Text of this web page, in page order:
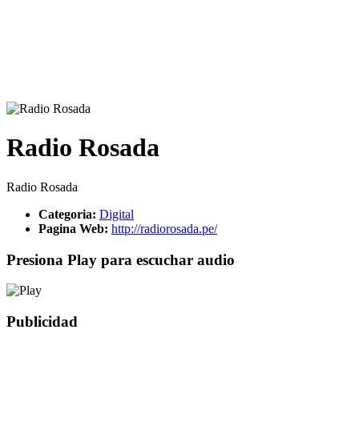
Radio Rosada
Radio Rosada
Categoria: Digital
Pagina Web: http://radiorosada.pe/
Presiona Play para escuchar audio
Publicidad